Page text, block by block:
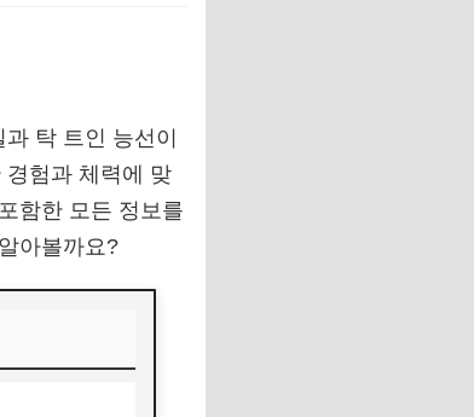
탁 트인 능선이
험과 체력에 맞
함한 모든 정보를
아볼까요?